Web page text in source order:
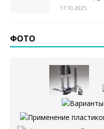
17.10.2025
ФОТО